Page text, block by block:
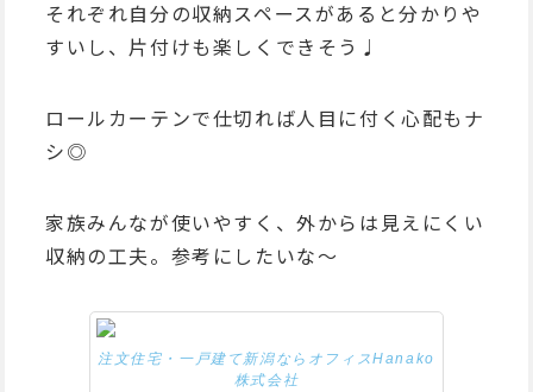
それぞれ自分の収納スペースがあると分かりや
すいし、片付けも楽しくできそう♩
ロールカーテンで仕切れば人目に付く心配もナ
シ◎
家族みんなが使いやすく、外からは見えにくい
収納の工夫。参考にしたいな～
注文住宅・一戸建て新潟ならオフィスHanako
株式会社